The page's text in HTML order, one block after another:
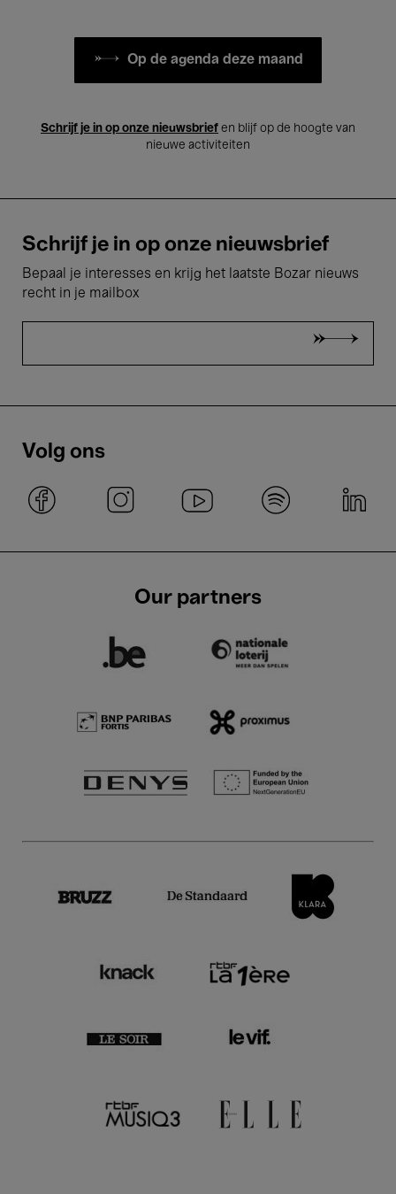
Op de agenda deze maand
Schrijf je in op onze nieuwsbrief en blijf op de hoogte van
nieuwe activiteiten
Schrijf je in op onze nieuwsbrief
Bepaal je interesses en krijg het laatste Bozar nieuws
recht in je mailbox
Volg ons
Our partners